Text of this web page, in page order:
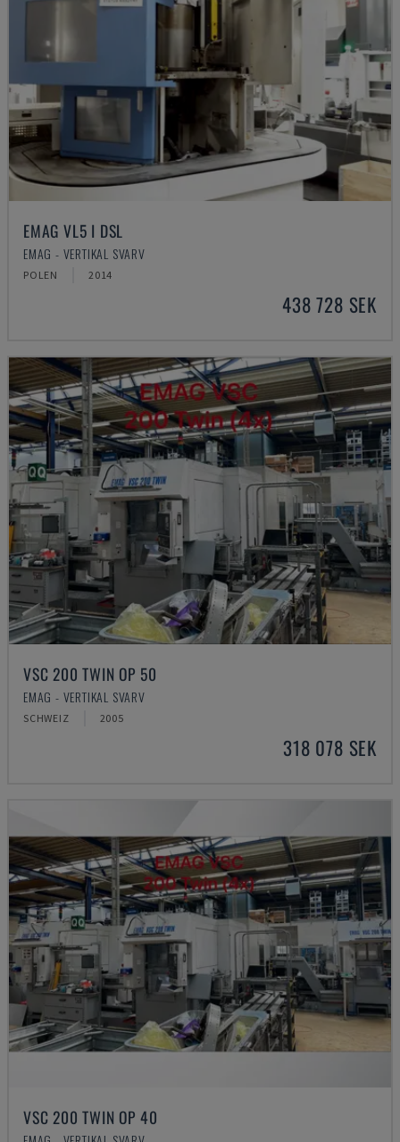
EMAG VL5 I DSL
EMAG - VERTIKAL SVARV
POLEN 2014
438 728 SEK
VSC 200 TWIN OP 50
EMAG - VERTIKAL SVARV
SCHWEIZ 2005
318 078 SEK
VSC 200 TWIN OP 40